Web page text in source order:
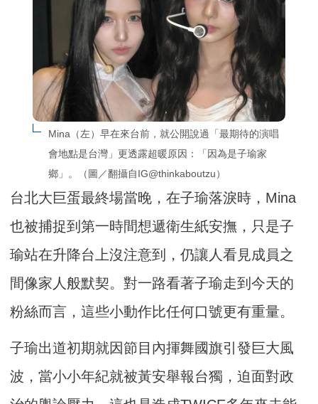
Mina（左）早在來台前，就公開說過「最期待的演唱
會地點是台灣」更透露超暖原因：「因為是子瑜家
鄉」。（圖／翻攝自IG@thinkaboutzu）
台北大巨蛋最終場當晚，在子瑜落淚時，Mina
也被捕捉到第一時間想遞衛生紙安撫，只是子
瑜站在升降台上沒注意到，仍讓人看見成員之
間像家人般默契。對一路看著子瑜走到今天的
粉絲而言，這些小動作比任何口號更有重量。
子瑜出道初期就因節目內揮舞國旗引發巨大風
波，當小小年紀就被黃安舉報台獨，迫面對政